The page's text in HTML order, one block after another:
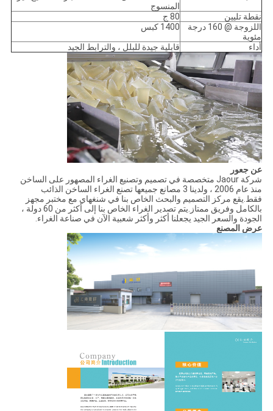
المنسوج
نقطة تليين
80 ج
اللزوجة @ 160 درجة
مئوية
1400 كبس
أداء قابلية جيدة للبلل ، والترابط الجيد
عن جعور
شركة Jaour متخصصة في تصميم وتصنيع الغراء المصهور على الساخن
منذ عام 2006 ، ولدينا 3 مصانع جميعها تصنع الغراء الساخن الذائب
فقط.يقع مركز التصميم والبحث الخاص بنا في شنغهاي مع مختبر مجهز
بالكامل وفريق ممتاز.يتم تصدير الغراء الخاص بنا إلى أكثر من 60 دولة ،
الجودة والسعر الجيد يجعلنا أكثر وأكثر شعبية الآن في صناعة الغراء.
عرض المصنع